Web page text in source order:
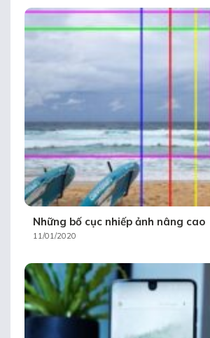
Những bố cục nhiếp ảnh nâng cao
11/01/2020